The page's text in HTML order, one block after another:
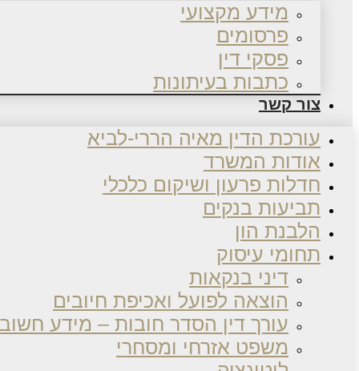
מידע מקצועי
פרסומים
פסקי דין
כתבות בעיתונות
צור קשר
עורכת הדין מאיה הררי-לביא
אודות המשרד
חדלות פרעון ושיקום כלכלי
תביעות בנקים
הלבנת הון
תחומי עיסוק
דיני בנקאות
הוצאה לפועל ואכיפת חיובים
עורך דין הסדר חובות – מידע
משפט אזרחי ומסחרי